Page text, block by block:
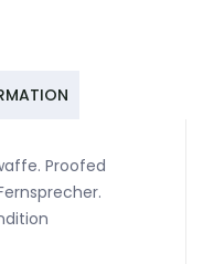
Proofed